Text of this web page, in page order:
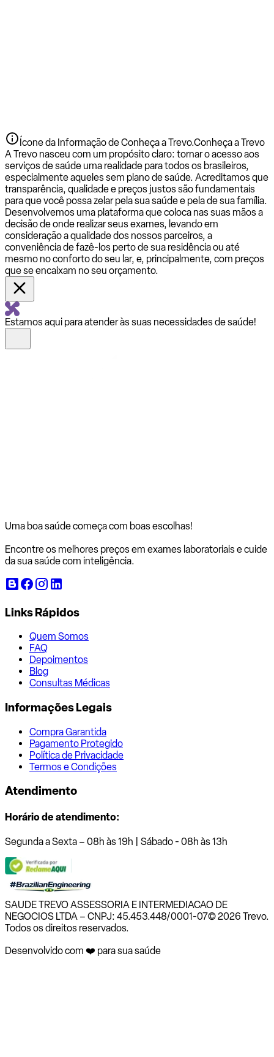
Ícone da Informação de Conheça a Trevo.Conheça a Trevo
A Trevo nasceu com um propósito claro: tornar o acesso aos
serviços de saúde uma realidade para todos os brasileiros,
especialmente aqueles sem plano de saúde. Acreditamos que
transparência, qualidade e preços justos são fundamentais
para que você possa zelar pela sua saúde e pela de sua família.
Desenvolvemos uma plataforma que coloca nas suas mãos a
decisão de onde realizar seus exames, levando em
consideração a qualidade dos nossos parceiros, a
conveniência de fazê-los perto de sua residência ou até
mesmo no conforto do seu lar, e, principalmente, com preços
que se encaixam no seu orçamento.
Estamos aqui para atender às suas necessidades de saúde!
Uma boa saúde começa com boas escolhas!
Encontre os melhores preços em exames laboratoriais e cuide
da sua saúde com inteligência.
Links Rápidos
Quem Somos
FAQ
Depoimentos
Blog
Consultas Médicas
Informações Legais
Compra Garantida
Pagamento Protegido
Política de Privacidade
Termos e Condições
Atendimento
Horário de atendimento:
Segunda a Sexta – 08h às 19h | Sábado - 08h às 13h
SAUDE TREVO ASSESSORIA E INTERMEDIACAO DE
NEGOCIOS LTDA – CNPJ: 45.453.448/0001-07© 2026 Trevo.
Todos os direitos reservados.
Desenvolvido com ❤️ para sua saúde